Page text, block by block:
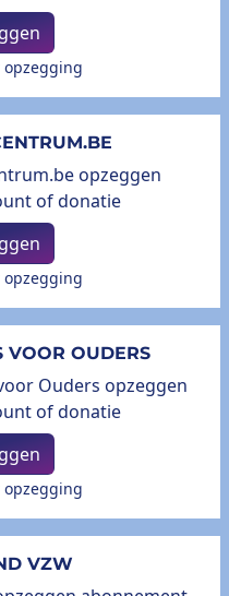
VOOR OUDERS
VZW